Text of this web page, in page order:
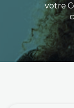
votre